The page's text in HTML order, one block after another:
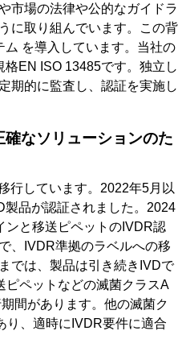
市場の法律や公的なガイドラ
に取り組んでいます。この背
を導入しています。当社の
EN ISO 13485です。独立し
期的に監査し、認証を実施し
なソリューションのた
行しています。2022年5月以
製品が認証されました。2024
ンと移送ピペットのIVDR認
、IVDR準拠のラベルへの移
では、製品は引き続きIVDで
ピペットなどの滅菌クラスA
間があります。他の滅菌ク
り、適時にIVDR要件に適合